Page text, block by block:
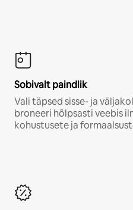
Sobivalt paindlik
Vali täpsed sisse- ja
broneeri hõlpsasti veebis
kohustusete ja